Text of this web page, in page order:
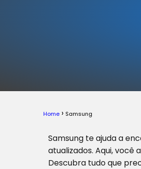
Home Samsung
Samsung te ajuda a
atualizados. Aqui, você
Descubra tudo que